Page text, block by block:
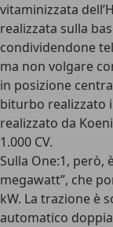
vitaminizzata
realizzata sulla
condividendone
ma non volgare
in posizione
biturbo realizzato
realizzato da
1.000 CV.
Sulla One:1, però,
megawatt”, che
kW. La trazione è
automatico